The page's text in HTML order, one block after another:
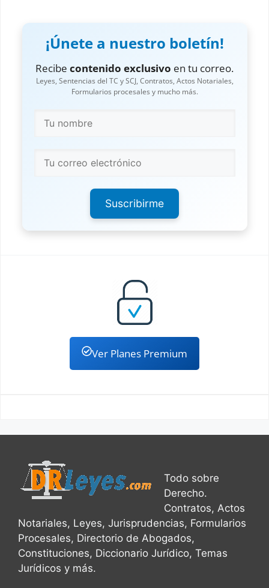
¡Únete a nuestro boletín!
Recibe contenido exclusivo en tu correo.
Leyes, Sentencias del TC y SCJ, Contratos, Actos Notariales,
Formularios procesales y mucho más.
Suscribirme
Ver Planes Premium
Todo sobre
Derecho.
Contratos, Actos
Notariales, Leyes, Jurisprudencias, Formularios
Procesales, Directorio de Abogados,
Constituciones, Diccionario Jurídico, Temas
Jurídicos y más.